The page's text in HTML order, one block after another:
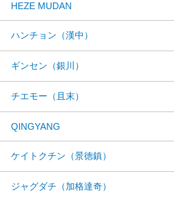
HEZE MUDAN
ハンチョン（漢中）
ギンセン（銀川）
チエモー（且末）
QINGYANG
ケイトクチン（景徳鎮）
ジャグダチ（加格達奇）